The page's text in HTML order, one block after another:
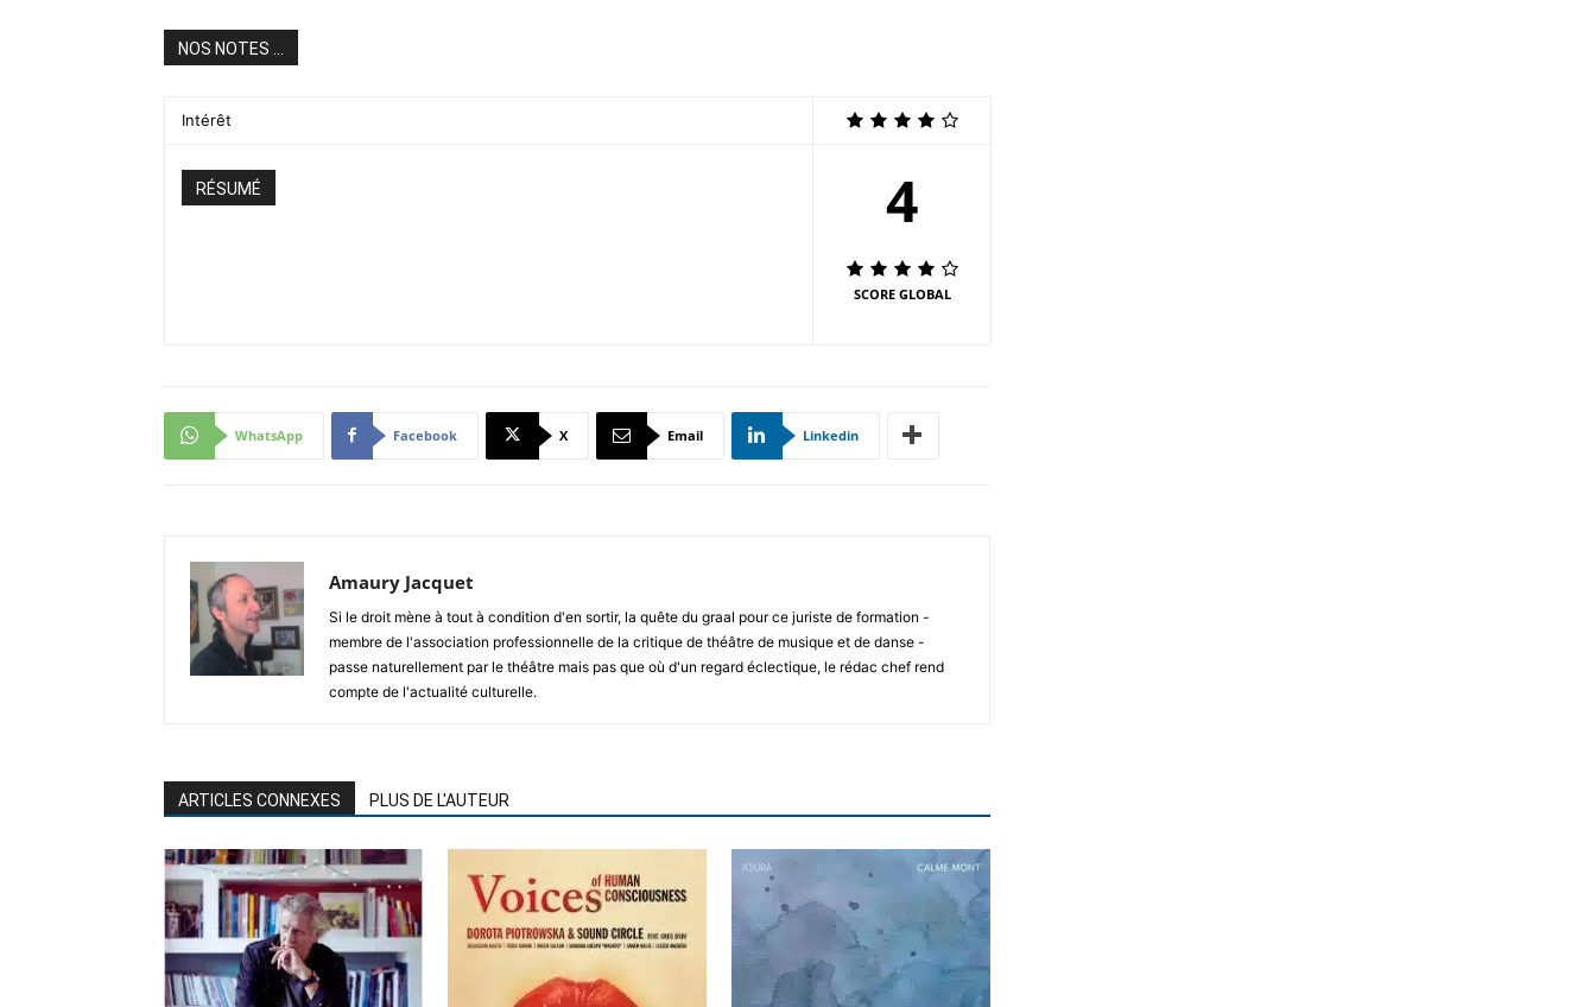
NOS NOTES ...
Intérêt
RÉSUMÉ 4
SCORE GLOBAL
WhatsApp Facebook X Email Linkedin
Amaury Jacquet
Si le droit mène à tout à condition d'en sortir, la quête du graal pour ce juriste de formation -
membre de l'association professionnelle de la critique de théâtre de musique et de danse -
passe naturellement par le théâtre mais pas que où d'un regard éclectique, le rédac chef rend
compte de l'actualité culturelle.
ARTICLES CONNEXES PLUS DE L'AUTEUR